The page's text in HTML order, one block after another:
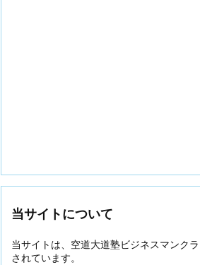
当サイトについて
当サイトは、空道大道塾ビジネスマンク
されています。